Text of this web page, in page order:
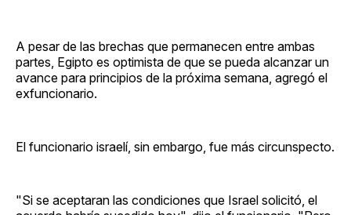
A pesar de las brechas que permanecen entre ambas
partes, Egipto es optimista de que se pueda alcanzar un
avance para principios de la próxima semana, agregó el
exfuncionario.
El funcionario israelí, sin embargo, fue más circunspecto.
"Si se aceptaran las condiciones que Israel solicitó, el